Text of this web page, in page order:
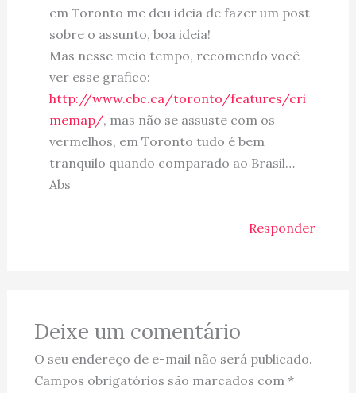
em Toronto me deu ideia de fazer um post
sobre o assunto, boa ideia!
Mas nesse meio tempo, recomendo você
ver esse grafico:
http://www.cbc.ca/toronto/features/cri
memap/, mas não se assuste com os
vermelhos, em Toronto tudo é bem
tranquilo quando comparado ao Brasil…
Abs
Responder
Deixe um comentário
O seu endereço de e-mail não será publicado.
Campos obrigatórios são marcados com *